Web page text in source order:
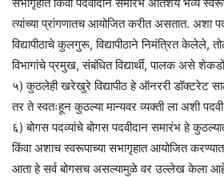
त्यांच्या प्रांगणातच आयोजित करीत असतात. अशा
विद्यापीठाचे कुलगुरू, विद्यापीठाने निमंत्रित केलेले,
विभागांचे प्रमुख, संबंधित विद्यार्थी, पालक असे
५) कुठलेही खरेखुरे विद्यापीठ हे ऑनररी डॉक्टरेट
तर ते स्वतःहून कुठल्या मान्यवर व्यक्ती ला अशी
६) बोगस पदव्यांचे बोगस पदवीदान समारंभ हे
किंवा अशाच स्वरूपाच्या सभागृहात आयोजित
आता हे सर्व बोगसच असल्यामुळे वर उल्लेख केला आहे